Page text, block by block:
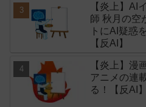
【炎上】AI
師 秋月の空
トにAI疑惑
【反AI】
【炎上】漫
アニメの連
る！【反AI】